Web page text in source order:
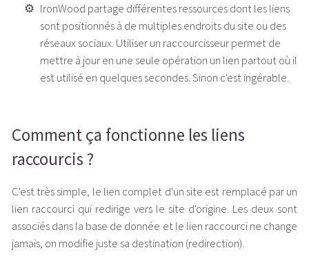
IronWood partage différentes ressources dont les liens
sont positionnés à de multiples endroits du site ou des
réseaux sociaux. Utiliser un raccourcisseur permet de
mettre à jour en une seule opération un lien partout où il
est utilisé en quelques secondes. Sinon c'est ingérable.
Comment ça fonctionne les liens
raccourcis ?
C'est très simple, le lien complet d'un site est remplacé par un
lien raccourci qui redirige vers le site d'origine. Les deux sont
associés dans la base de donnée et le lien raccourci ne change
jamais, on modifie juste sa destination (redirection).